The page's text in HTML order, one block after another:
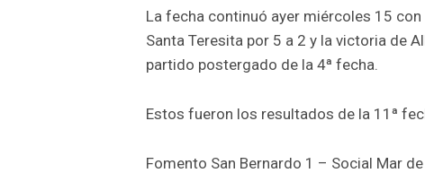
La fecha continuó ayer miércoles 15
Santa Teresita por 5 a 2 y la victoria de
partido postergado de la 4ª fecha.
Estos fueron los resultados de la 11ª
Fomento San Bernardo 1 – Social Mar de